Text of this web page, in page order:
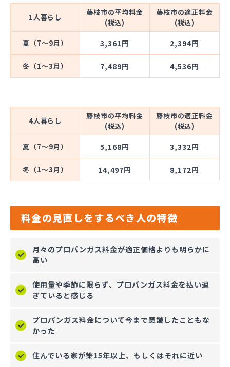
1人暮らし
藤枝市の平均料金
(税込)
藤枝市の適正料金
(税込)
夏（7～9月） 3,361円 2,394円
冬（1～3月） 7,489円 4,536円
4人暮らし
藤枝市の平均料金
(税込)
藤枝市の適正料金
(税込)
夏（7～9月） 5,168円 3,332円
冬（1～3月） 14,497円 8,172円
料金の見直しをするべき人の特徴
月々のプロパンガス料金が適正価格よりも明らかに
高い
使用量や季節に限らず、プロパンガス料金を払い過
ぎていると感じる
プロパンガス料金について今まで意識したこともな
かった
住んでいる家が築15年以上、もしくはそれに近い